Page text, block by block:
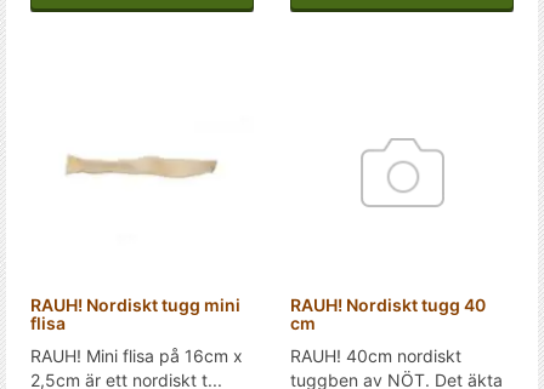
RAUH! Nordiskt tugg mini
flisa
RAUH! Mini flisa på 16cm x
2,5cm är ett nordiskt t...
RAUH! Nordiskt tugg 40
cm
RAUH! 40cm nordiskt
tuggben av NÖT. Det äkta